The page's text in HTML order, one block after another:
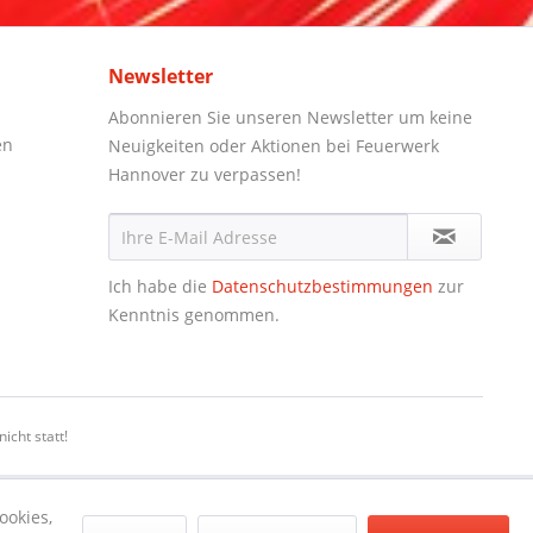
Newsletter
Abonnieren Sie unseren Newsletter um keine
Neuigkeiten oder Aktionen bei Feuerwerk
Hannover zu verpassen!
Ich habe die Datenschutzbestimmungen zur
Kenntnis genommen.
statt!